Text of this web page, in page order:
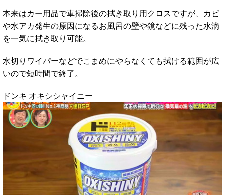
本来はカー用品で車掃除後の拭き取り用クロスですが、カビ
や水アカ発生の原因になるお風呂の壁や鏡などに残った水滴
を一気に拭き取り可能。
水切りワイパーなどでこまめにやらなくても拭ける範囲が広
いので短時間で終了。
ドンキ オキシシャイニー